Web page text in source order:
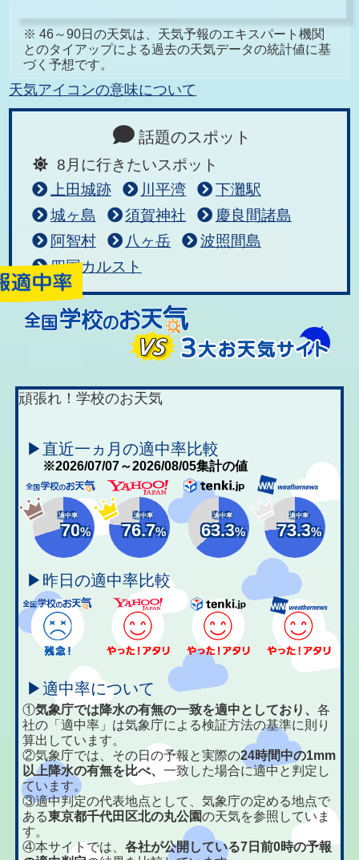
※ 46～90日の天気は、天気予報のエキスパート機関
とのタイアップによる過去の天気データの統計値に基
づく予想です。
天気アイコンの意味について
話題のスポット
8月に行きたいスポット
上田城跡
川平湾
下灘駅
城ヶ島
須賀神社
慶良間諸島
阿智村
八ヶ岳
波照間島
四国カルスト
頑張れ！学校のお天気
▶直近一ヵ月の適中率比較
※2026/07/07～2026/08/05集計の値
適中率
70%
適中率
76.7%
適中率
63.3%
適中率
73.3%
▶昨日の適中率比較
▶適中率について
①気象庁では降水の有無の一致を適中としており、各
社の「適中率」は気象庁による検証方法の基準に則り
算出しています。
②気象庁では、その日の予報と実際の24時間中の1mm
以上降水の有無を比べ、一致した場合に適中と判定し
ています。
③適中判定の代表地点として、気象庁の定める地点で
ある東京都千代田区北の丸公園の天気を参照していま
す。
④本サイトでは、各社が公開している7日前0時の予報